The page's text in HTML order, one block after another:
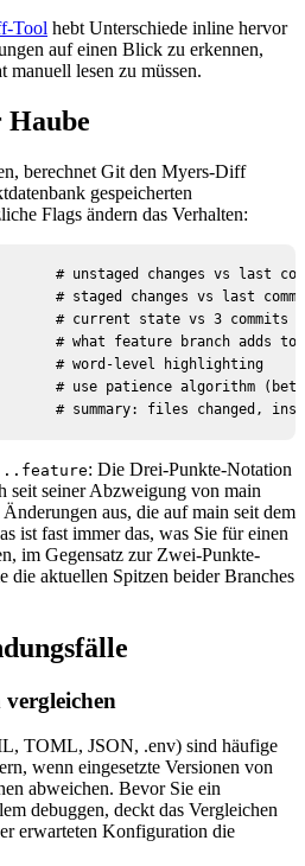
Tool hebt Unterschiede inline hervor
auf einen Blick zu erkennen,
lesen zu müssen.
berechnet Git den Myers-Diff
gespeicherten
Flags ändern das Verhalten:
unstaged changes vs last
# staged changes vs last
# current state vs 3 commits
# what feature branch adds to
# word-level highlighting
# use patience algorithm
summary: files changed,
: Die Drei-Punkte-Notation
seit seiner Abzweigung von main
aus, die auf main seit dem
ist fast immer das, was Sie für einen
im Gegensatz zur Zwei-Punkte-
die aktuellen Spitzen beider Branches
TOML, JSON, .env) sind häufige
wenn eingesetzte Versionen von
abweichen. Bevor Sie ein
debuggen, deckt das Vergleichen
erwarteten Konfiguration die